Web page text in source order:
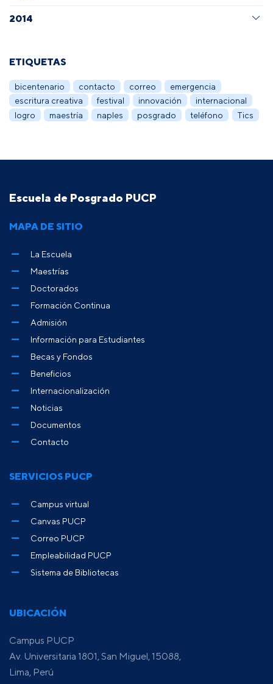
2014
ETIQUETAS
bicentenario contacto correo
emergencia
escritura creativa
festival innovación
internacional
logro
maestría naples posgrado teléfono Tics
Escuela de Posgrado PUCP
UBICACIÓN
Campus PUCP
Av. Universitaria 1801, San Miguel, 15088,
Lima, Perú
MAPA DE SITIO
La Escuela
Maestrías
Doctorados
Formación Continua
Admisión
Información para Estudiantes
Becas y Fondos
Beneficios
Internacionalización
Noticias
Documentos
Contacto
SERVICIOS PUCP
Campus virtual
Canvas PUCP
Correo PUCP
Empleabilidad PUCP
Sistema de Bibliotecas